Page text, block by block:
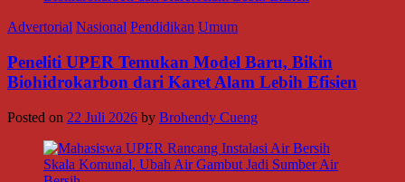
Advertorial Nasional Pendidikan Umum
Peneliti UPER Temukan Model Baru, Bikin
Biohidrokarbon dari Karet Alam Lebih Efisien
Posted on 22 Juli 2026 by Brohendy Cueng